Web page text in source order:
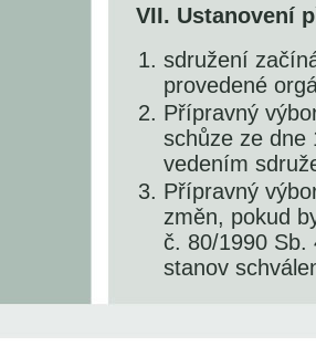
VII. Ustanovení
sdružení
provedené
Přípravný
schůze ze dne
vedením
Přípravný
změn, pokud
č. 80/1990 Sb.
stanov